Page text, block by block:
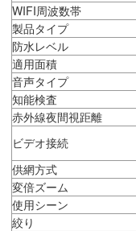
WIFI周波数帯
製品タイプ
防水レベル
適用面積
音声タイプ
知能検査
赤外線夜間視距離
ビデオ接続
供網方式
変倍ズーム
使用シーン
絞り